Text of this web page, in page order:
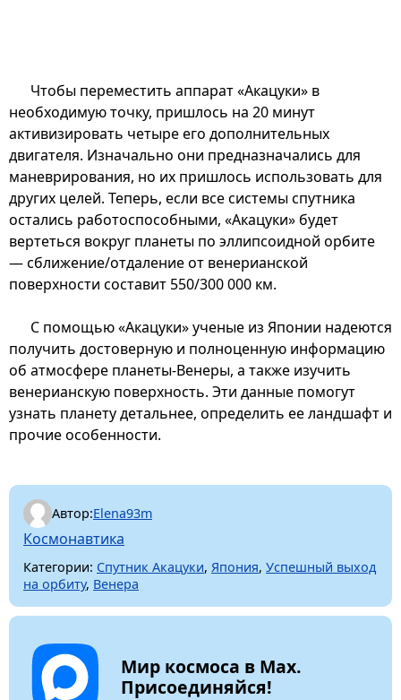
Чтобы переместить аппарат «Акацуки» в
необходимую точку, пришлось на 20 минут
активизировать четыре его дополнительных
двигателя. Изначально они предназначались для
маневрирования, но их пришлось использовать для
других целей. Теперь, если все системы спутника
остались работоспособными, «Акацуки» будет
вертеться вокруг планеты по эллипсоидной орбите
— сближение/отдаление от венерианской
поверхности составит 550/300 000 км.
С помощью «Акацуки» ученые из Японии надеются
получить достоверную и полноценную информацию
об атмосфере планеты-Венеры, а также изучить
венерианскую поверхность. Эти данные помогут
узнать планету детальнее, определить ее ландшафт и
прочие особенности.
Автор:Elena93m
Космонавтика
Категории: Спутник Акацуки, Япония, Успешный выход
на орбиту, Венера
Мир космоса в Max.
Присоединяйся!